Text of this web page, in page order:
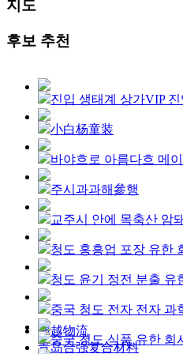
지도
후보 추천
진입 생태계 상가VIP
小白杨童装
바야흐로 아름다흐 메
주시과과해參행
교주시 안에 목축산 암
청도 홍흥업 포장 유한
청도 윤기 정전 분출 유
중국 청도 전자 전자 과
중국 청도 식품 유한 회
博越物流
青岛合强复合材料